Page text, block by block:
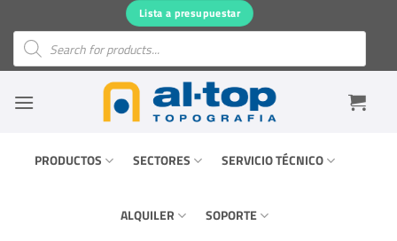
contenido
Lista a presupuestar
Búsqueda
productos
PRODUCTOS SECTORES SERVICIO TÉCNICO
ALQUILER SOPORTE